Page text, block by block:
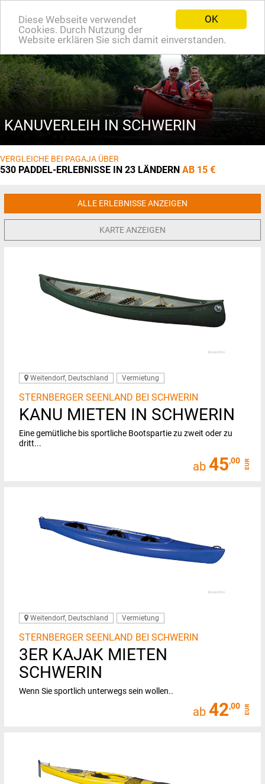
OK
Diese Webseite verwendet
Cookies. Durch Nutzung der
Website erklären Sie sich damit einverstanden.
KANUVERLEIH IN SCHWERIN
VERGLEICHE BEI PAGAJA ÜBER
530 PADDEL-ERLEBNISSE IN 23 LÄNDERN AB 15 €
ALLE ERLEBNISSE ANZEIGEN
KARTE ANZEIGEN
Weitendorf, Deutschland Vermietung
STERNBERGER SEENLAND BEI SCHWERIN
KANU MIETEN IN SCHWERIN
Eine gemütliche bis sportliche Bootspartie zu zweit oder zu
dritt...
ab 45,00 EUR
Weitendorf, Deutschland Vermietung
STERNBERGER SEENLAND BEI SCHWERIN
3ER KAJAK MIETEN
SCHWERIN
Wenn Sie sportlich unterwegs sein wollen..
ab 42,00 EUR